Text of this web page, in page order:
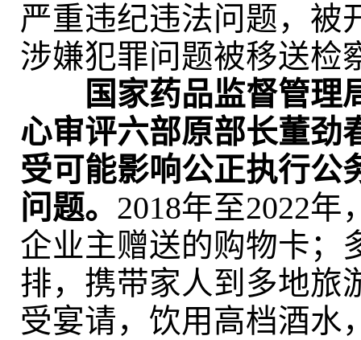
严重违纪违法问题，被
涉嫌犯罪问题被移送检
国家药品监督管理
心审评六部原部长董劲
受可能影响公正执行公
问题。 2018年至2022
企业主赠送的购物卡；
排，携带家人到多地旅
受宴请，饮用高档酒水